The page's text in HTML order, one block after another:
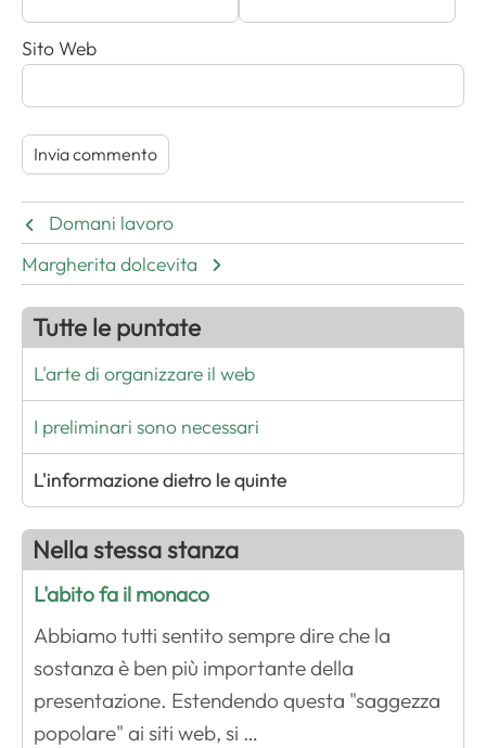
Sito Web
Domani lavoro
Margherita dolcevita
Tutte le puntate
L'arte di organizzare il web
I preliminari sono necessari
L'informazione dietro le quinte
Nella stessa stanza
L'abito fa il monaco
Abbiamo tutti sentito sempre dire che la
sostanza è ben più importante della
presentazione. Estendendo questa "saggezza
popolare" ai siti web, si …